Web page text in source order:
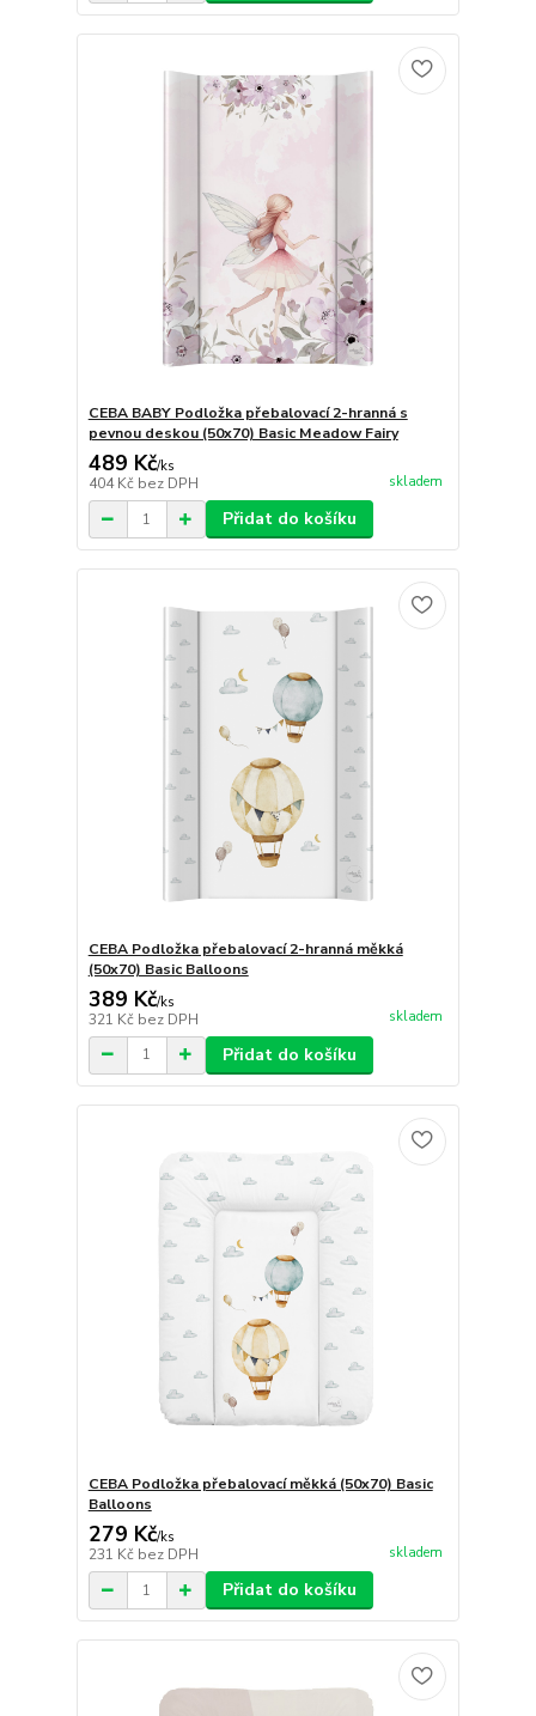
CEBA BABY Podložka přebalovací 2-hranná s
pevnou deskou (50x70) Basic Meadow Fairy
489 Kč/ks
404 Kč bez DPH skladem
Přidat do košíku
CEBA Podložka přebalovací 2-hranná měkká
(50x70) Basic Balloons
389 Kč/ks
321 Kč bez DPH skladem
Přidat do košíku
CEBA Podložka přebalovací měkká (50x70) Basic
Balloons
279 Kč/ks
231 Kč bez DPH skladem
Přidat do košíku